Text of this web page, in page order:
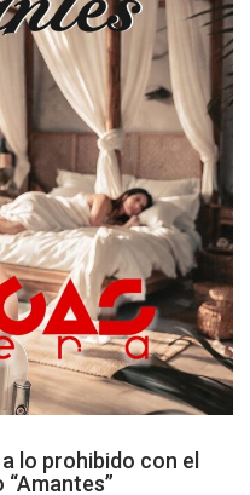
lo prohibido con el